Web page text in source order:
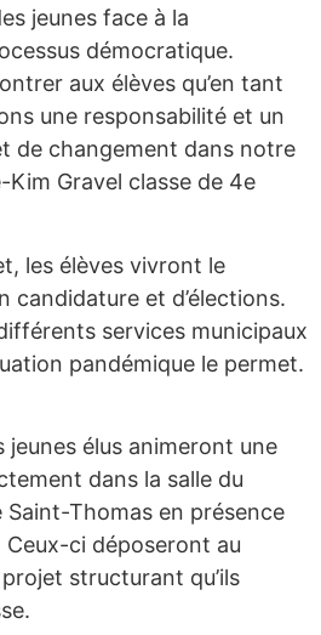
jeunes face à la
démocratique.
aux élèves qu’en tant
une responsabilité et un
de changement dans notre
Gravel classe de 4e
les élèves vivront le
candidature et d’élections.
services municipaux
pandémique le permet.
jeunes élus animeront une
dans la salle du
Saint-Thomas en présence
Ceux-ci déposeront au
structurant qu’ils